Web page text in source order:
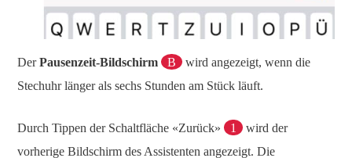
DerPausenzeit-Bildschirm B
wird angezeigt, wenn die
Stechuhr länger als sechs Stunden am Stück läuft.
Durch Tippen der Schaltfläche «Zurück» 1
wird der
vorherige Bildschirm des Assistenten angezeigt. Die